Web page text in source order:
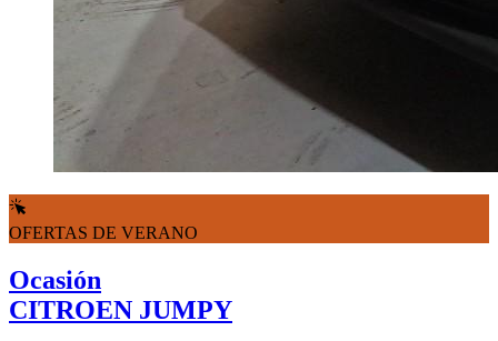
OFERTAS DE VERANO
Ocasión
CITROEN JUMPY